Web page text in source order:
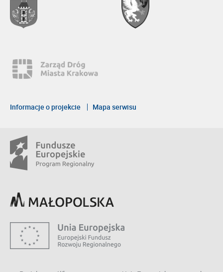
Informacje o projekcie Mapa serwisu